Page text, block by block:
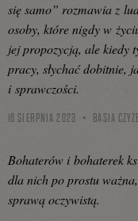
się samo” rozmawia z
osoby, które nigdy w
jej propozycją, ale kiedy
pracy, słychać dobitnie,
i sprawczości.
16 SIERPNIA 2023 BASIA
Bohaterów i bohaterek
dla nich po prostu
sprawą oczywistą.